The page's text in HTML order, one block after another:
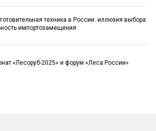
техника в России: иллюзия выбора
импортозамещения
«Лесоруб-2025» и форум «Леса России»